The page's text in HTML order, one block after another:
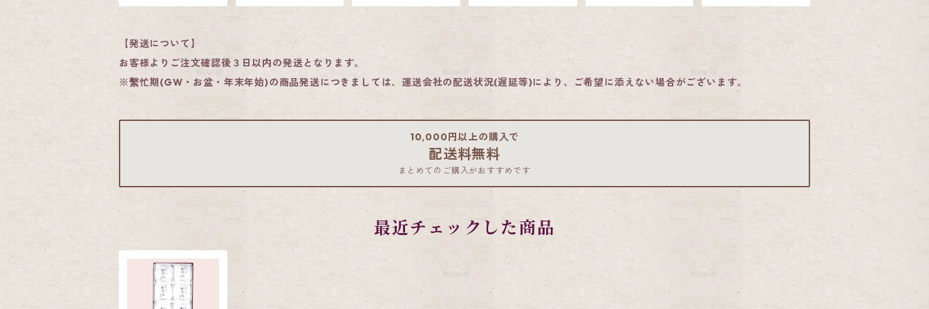
【発送について】
お客様よりご注文確認後３日以内の発送となります。
※繫忙期(GW・お盆・年末年始)の商品発送につきましては、運送会社の配送状況(遅延等)により、ご希望に添えない場合がございます。
10,000円以上の購入で
配送料無料
まとめてのご購入がおすすめです
最近チェックした商品